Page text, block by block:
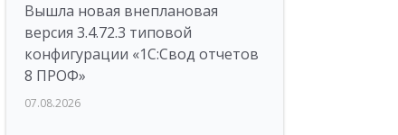
Вышла новая внеплановая
версия 3.4.72.3 типовой
конфигурации «1C:Свод отчетов
8 ПРОФ»
07.08.2026